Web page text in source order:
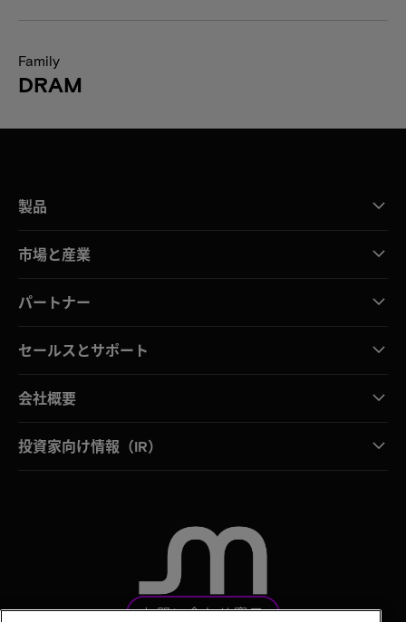
Family
DRAM
製品
市場と産業
パートナー
セールスとサポート
会社概要
投資家向け情報（IR）
お問い合わせ窓口